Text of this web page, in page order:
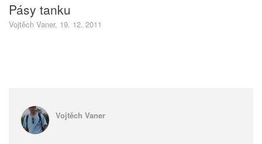
Pásy tanku
Vojtěch Vaner, 19. 12. 2011
Vojtěch Vaner